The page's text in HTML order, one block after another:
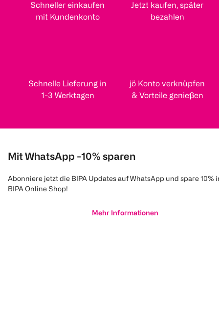
Schneller einkaufen
mit Kundenkonto
Jetzt kaufen, später
bezahlen
Schnelle Lieferung in
1-3 Werktagen
jö Konto verknüpfen
& Vorteile genießen
Mit WhatsApp -10% sparen
Abonniere jetzt die BIPA Updates auf WhatsApp und spare 10%
BIPA Online Shop!
Mehr Informationen